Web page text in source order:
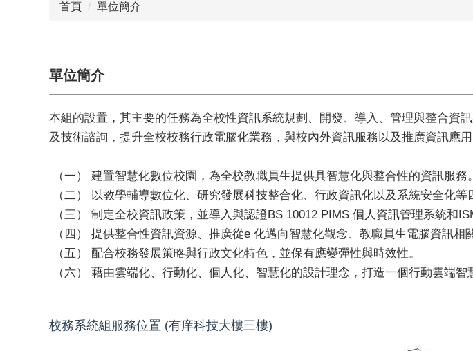
首頁 單位簡介
單位簡介
本組的設置，其主要的任務為全校性資訊系統規劃、開發、導入、管理與整合資
及技術諮詢，提升全校校務行政電腦化業務，與校內外資訊服務以及推廣資訊應
（一） 建置智慧化數位校園，為全校教職員生提供具智慧化與整合性的資訊服務。
（二） 以教學輔導數位化、研究發展科技整合化、行政資訊化以及系統安全化等
（三） 制定全校資訊政策，並導入與認證BS 10012 PIMS 個人資訊管理系統和
（四） 提供整合性資訊資源、推廣從e 化邁向智慧化觀念、教職員生電腦資訊相
（五） 配合校務發展策略與行政文化特色，並保有應變彈性與時效性。
（六） 藉由雲端化、行動化、個人化、智慧化的設計理念，打造一個行動雲端智
校務系統組服務位置 (有庠科技大樓三樓)